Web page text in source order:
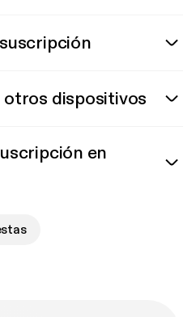
dispositivos
en